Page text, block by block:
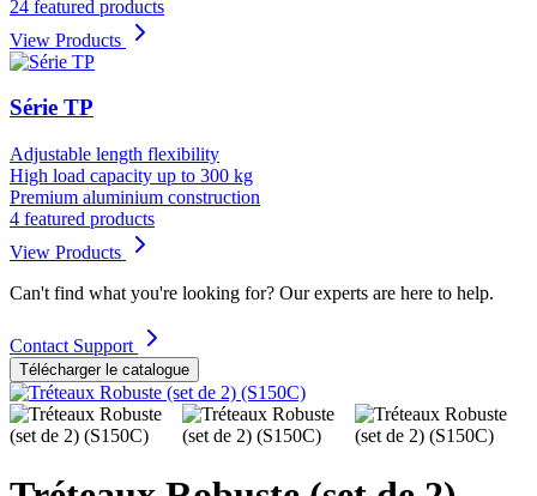
24 featured products
View Products
Série TP
Adjustable length flexibility
High load capacity up to 300 kg
Premium aluminium construction
4 featured products
View Products
Can't find what you're looking for? Our experts are here to help.
Contact Support
Télécharger le catalogue